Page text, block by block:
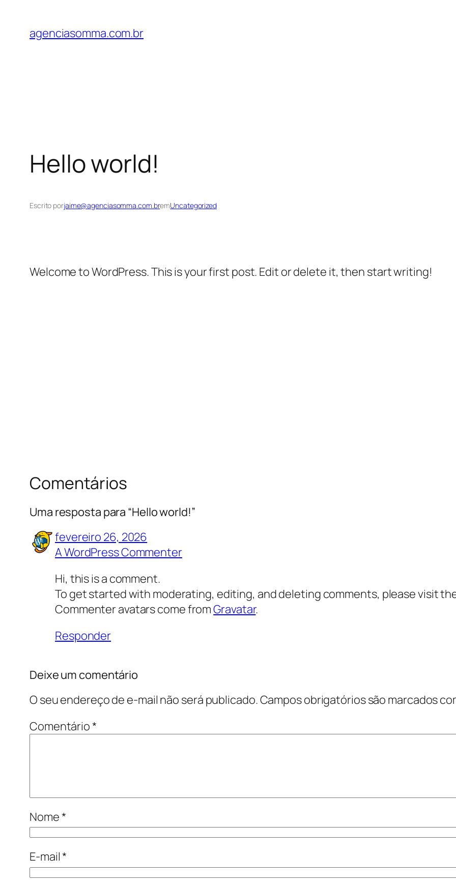
agenciasomma.com.br
Hello world!
Escrito porjaime@agenciasomma.com.bremUncategorized
Welcome to WordPress. This is your first post. Edit or delete it, then start writing!
Comentários
Uma resposta para “Hello world!”
fevereiro 26, 2026
A WordPress Commenter
Hi, this is a comment.
To get started with moderating, editing, and deleting comments, please visit
Commenter avatars come fromGravatar.
Responder
Deixe um comentário
O seu endereço de e-mail não será publicado.Campos obrigatórios são marcados
Comentário*
Nome*
E-mail*